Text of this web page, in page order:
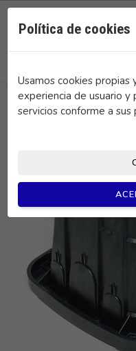
Política de cookies
Usamos cookies propias
experiencia de usuario
servicios conforme a sus